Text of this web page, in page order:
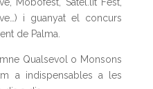
Mobofest, Satèl.lit Fest,
i guanyat el concurs
de Palma.
Qualsevol o Monsons
a indispensables a les